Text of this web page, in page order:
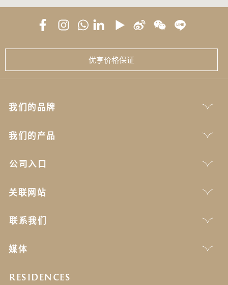
优享价格保证
我们的品牌
我们的产品
公司入口
关联网站
联系我们
媒体
RESIDENCES